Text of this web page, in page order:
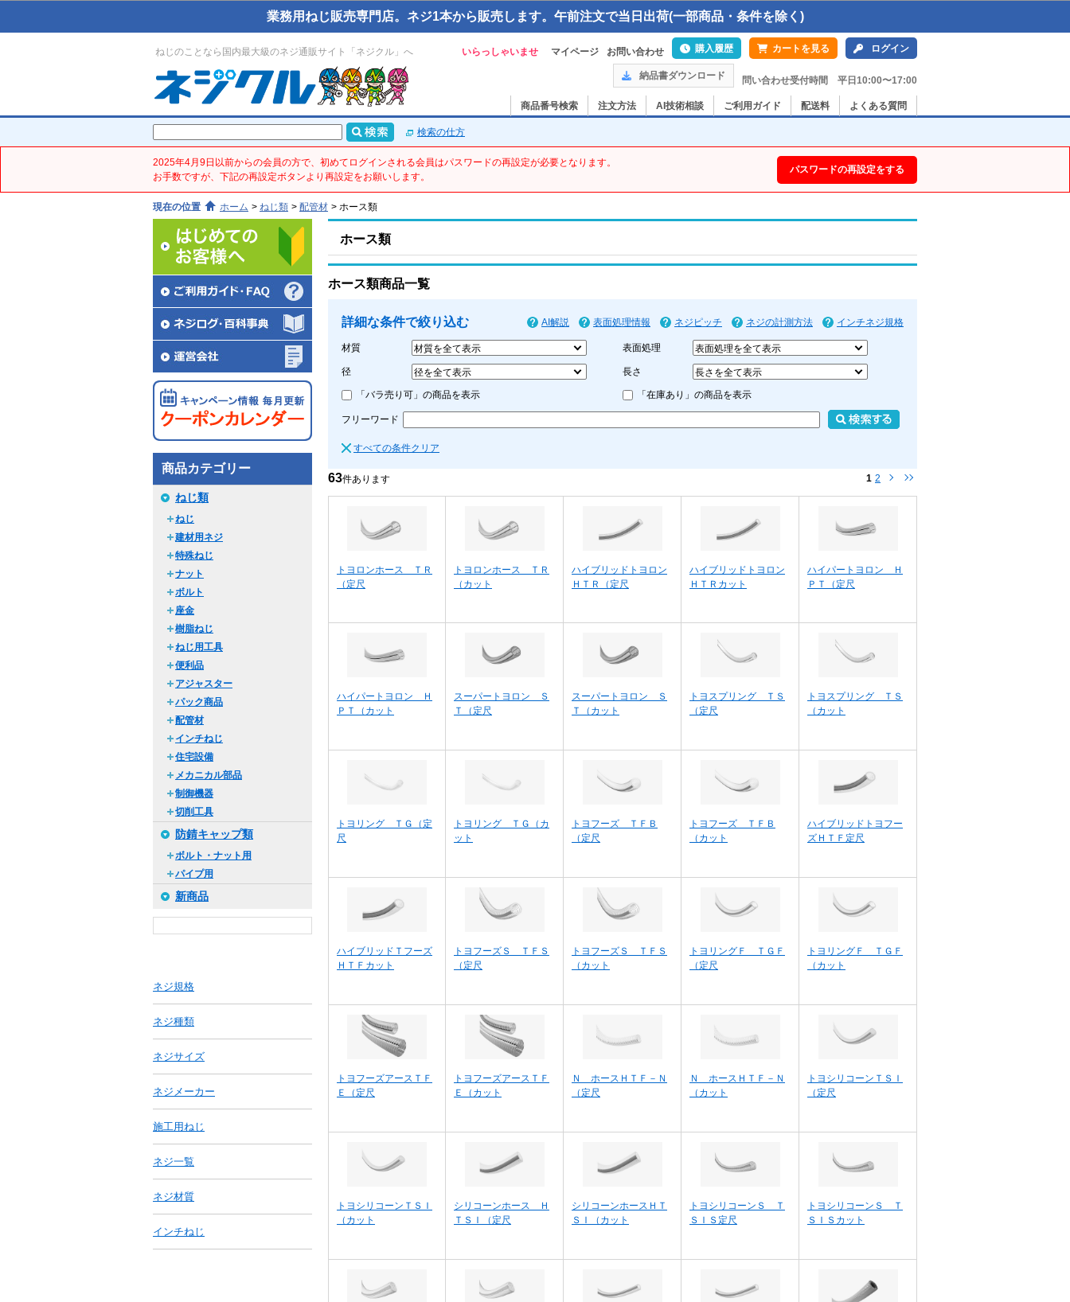
業務用ねじ販売専門店。ネジ1本から販売します。午前注文で当日出荷(一部商品・条件を除く)
ねじのことなら国内最大級のネジ通販サイト「ネジクル」へ いらっしゃいませ マイページ お問い合わせ 購入履歴 カートを見る ログイン
納品書ダウンロード 問い合わせ受付時間 平日10:00〜17:00
商品番号検索 注文方法 AI技術相談 ご利用ガイド 配送料 よくある質問
検索の仕方
2025年4月9日以前からの会員の方で、初めてログインされる会員はパスワードの再設定が必要となります。
お手数ですが、下記の再設定ボタンより再設定をお願いします。
パスワードの再設定をする
現在の位置 ホーム > ねじ類 > 配管材 > ホース類
商品カテゴリー
ねじ類
ねじ
建材用ネジ
特殊ねじ
ナット
ボルト
座金
樹脂ねじ
ねじ用工具
便利品
アジャスター
パック商品
配管材
インチねじ
住宅設備
メカニカル部品
制御機器
切削工具
防錆キャップ類
ボルト・ナット用
パイプ用
新商品
ネジ規格
ネジ種類
ネジサイズ
ネジメーカー
施工用ねじ
ネジ一覧
ネジ材質
インチねじ
ホース類
ホース類商品一覧
詳細な条件で絞り込む AI解説 表面処理情報 ネジピッチ ネジの計測方法 インチネジ規格
材質 表面処理
径 長さ
「バラ売り可」の商品を表示 「在庫あり」の商品を表示
フリーワード
すべての条件クリア
63件あります 1 2
トヨロンホース ＴＲ
（定尺
トヨロンホース ＴＲ
（カット
ハイブリッドトヨロン
ＨＴＲ（定尺
ハイブリッドトヨロン
ＨＴＲカット
ハイパートヨロン Ｈ
ＰＴ（定尺
ハイパートヨロン Ｈ
ＰＴ（カット
スーパートヨロン Ｓ
Ｔ（定尺
スーパートヨロン Ｓ
Ｔ（カット
トヨスプリング ＴＳ
（定尺
トヨスプリング ＴＳ
（カット
トヨリング ＴＧ（定
尺
トヨリング ＴＧ（カ
ット
トヨフーズ ＴＦＢ
（定尺
トヨフーズ ＴＦＢ
（カット
ハイブリッドトヨフー
ズＨＴＦ定尺
ハイブリッドＴフーズ
ＨＴＦカット
トヨフーズＳ ＴＦＳ
（定尺
トヨフーズＳ ＴＦＳ
（カット
トヨリングＦ ＴＧＦ
（定尺
トヨリングＦ ＴＧＦ
（カット
トヨフーズアースＴＦ
Ｅ（定尺
トヨフーズアースＴＦ
Ｅ（カット
Ｎ ホースＨＴＦ－Ｎ
（定尺
Ｎ ホースＨＴＦ－Ｎ
（カット
トヨシリコーンＴＳＩ
（定尺
トヨシリコーンＴＳＩ
（カット
シリコーンホース Ｈ
ＴＳＩ（定尺
シリコーンホースＨＴ
ＳＩ（カット
トヨシリコーンＳ Ｔ
ＳＩＳ定尺
トヨシリコーンＳ Ｔ
ＳＩＳカット